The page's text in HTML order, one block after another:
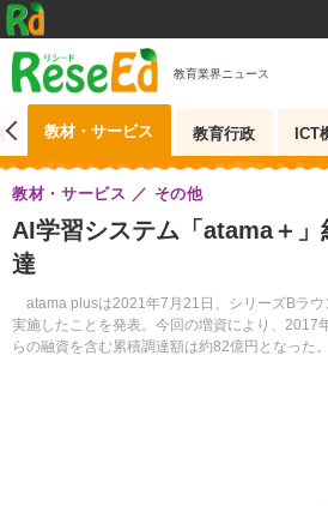
教育業界ニュース
教材・サービス 教育行政 ICT
AI学習システム「atama＋」
達
atama plusは2021年7月21日、シリーズBラウ
実施したことを発表。今回の増資により、2017
らの融資を含む累積調達額は約82億円となった。
教材・サービス その他